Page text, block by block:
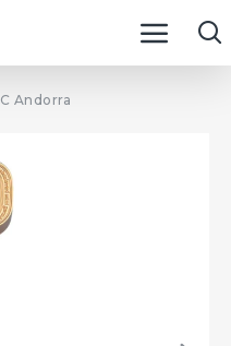
Andorra